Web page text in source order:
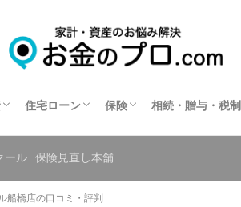
住宅ローン
住宅ローン相談
住宅ローンの相談窓口を探す
保険
保険相談
保険の窓口を探す
共済の相談窓口を探す
相続・贈与・税制
ール 保険見直し本舗
橋店の口コミ・評判